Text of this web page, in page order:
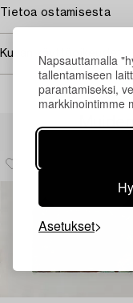
Napsauttamalla
tallentamiseen
parantamiseksi,
markkinointimme
Asetukset
Tietoa ostamisesta
Kuvan käyttöoikeudet